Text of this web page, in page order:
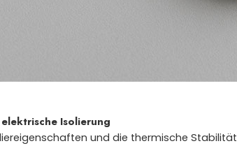
Isolierung
und die thermische